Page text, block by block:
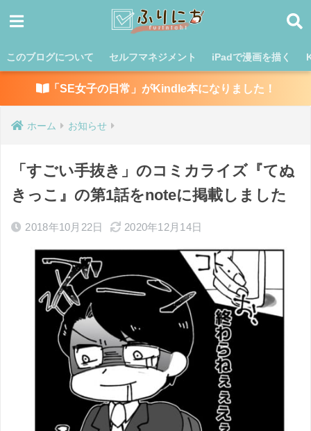
このブログについて セルフマネジメント iPadで漫画を描く
「SE女子の日常」がKindle本になりました！
ホーム お知らせ
「すごい手抜き」のコミカライズ『てぬ
きっこ』の第1話をnoteに掲載しました
2018年10月22日 2020年12月14日